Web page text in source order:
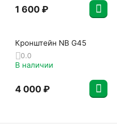
1 600₽
Кронштейн NB G45
0.0
В наличии
4 000₽